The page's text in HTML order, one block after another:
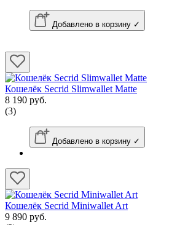
Добавлено в корзину ✓
Кошелёк Secrid Slimwallet Matte
8 190 руб.
(3)
Добавлено в корзину ✓
Кошелёк Secrid Miniwallet Art
9 890 руб.